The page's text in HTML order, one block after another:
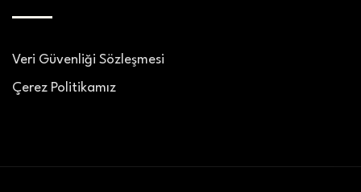
Veri Güvenliği Sözleşmesi
Çerez Politikamız